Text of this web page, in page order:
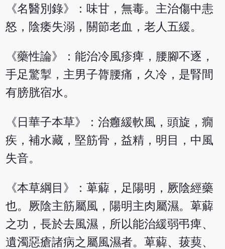
《名醫別錄》：味甘，無毒。主治傷中恚
怒，陰痿失溺，關節老血，老人五緩。
《藥性論》：能治冷風疹痺，腰腳不逐，
手足驚掣，主男子膂腰痛，久冷，是腎間
有膀胱宿水。
《日華子本草》：治癰緩軟風，頭旋，癇
疾，補水藏，堅筋骨，益精，明目，中風
失音。
《本草綱目》：萆薢，足陽明，厥陰經藥
也。厥陰主筋屬風，陽明主肉屬濕。萆薢
之功，長於去風濕，所以能治緩弱弔痺、
遺濁惡瘡諸病之屬風濕者。萆薢、菝葜、